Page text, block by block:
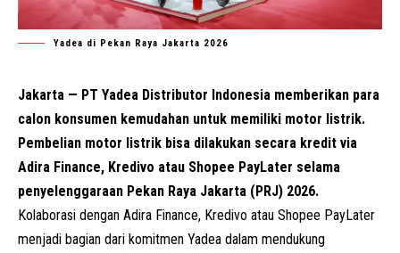
Yadea di Pekan Raya Jakarta 2026
Jakarta — PT Yadea Distributor Indonesia memberikan para
calon konsumen kemudahan untuk memiliki motor listrik.
Pembelian motor listrik bisa dilakukan secara kredit via
Adira Finance, Kredivo atau Shopee PayLater selama
penyelenggaraan Pekan Raya Jakarta (PRJ) 2026.
Kolaborasi dengan Adira Finance, Kredivo atau Shopee PayLater
menjadi bagian dari komitmen Yadea dalam mendukung